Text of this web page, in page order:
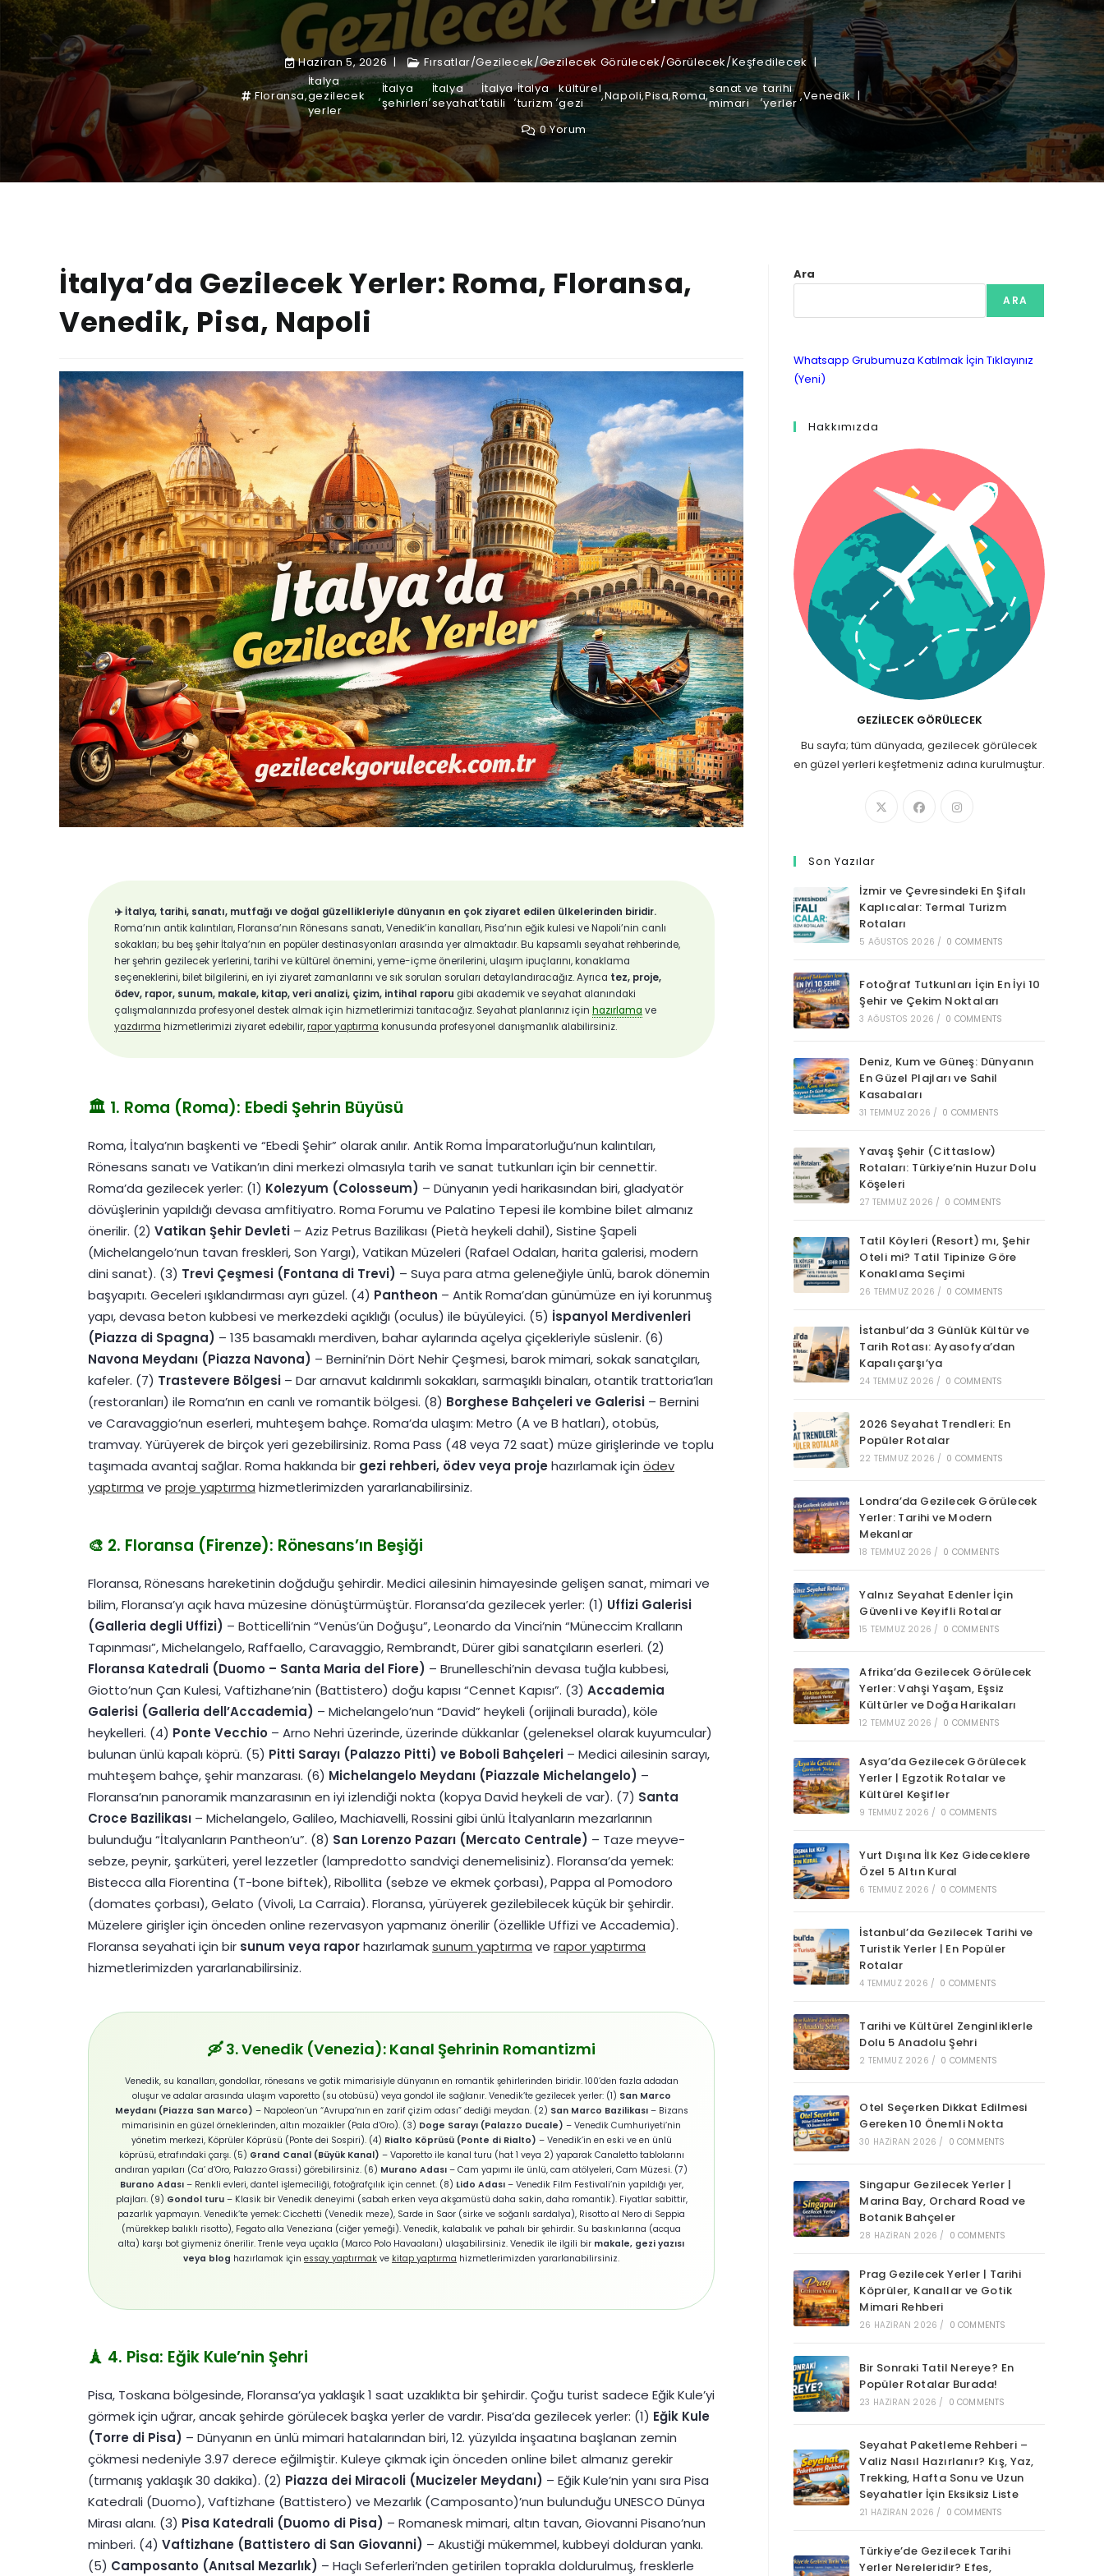
Haziran 5, 2026 Fırsatlar/Gezilecek/Gezilecek Görülecek/Görülecek/Keşfedilecek
Floransa,
İtalya
gezilecek
yerler
,İtalya
şehirleri,İtalya
seyahat,İtalya
tatili
,İtalya
turizm ,kültürel
gezi
,Napoli,Pisa,Roma,sanat ve
mimari
,tarihi
yerler ,Venedik
0 Yorum
İtalya’da Gezilecek Yerler: Roma, Floransa,
Venedik, Pisa, Napoli
✈️ İtalya, tarihi, sanatı, mutfağı ve doğal güzellikleriyle dünyanın en çok ziyaret edilen ülkelerinden biridir.
Roma’nın antik kalıntıları, Floransa’nın Rönesans sanatı, Venedik’in kanalları, Pisa’nın eğik kulesi ve Napoli’nin canlı
sokakları; bu beş şehir İtalya’nın en popüler destinasyonları arasında yer almaktadır. Bu kapsamlı seyahat rehberinde,
her şehrin gezilecek yerlerini, tarihi ve kültürel önemini, yeme-içme önerilerini, ulaşım ipuçlarını, konaklama
seçeneklerini, bilet bilgilerini, en iyi ziyaret zamanlarını ve sık sorulan soruları detaylandıracağız. Ayrıca tez, proje,
ödev, rapor, sunum, makale, kitap, veri analizi, çizim, intihal raporu gibi akademik ve seyahat alanındaki
çalışmalarınızda profesyonel destek almak için hizmetlerimizi tanıtacağız. Seyahat planlarınız için hazırlama ve
yazdırma hizmetlerimizi ziyaret edebilir,rapor yaptırma konusunda profesyonel danışmanlık alabilirsiniz.
🏛️ 1. Roma (Roma): Ebedi Şehrin Büyüsü
Roma, İtalya’nın başkenti ve “Ebedi Şehir” olarak anılır. Antik Roma İmparatorluğu’nun kalıntıları,
Rönesans sanatı ve Vatikan’ın dini merkezi olmasıyla tarih ve sanat tutkunları için bir cennettir.
Roma’da gezilecek yerler: (1) Kolezyum (Colosseum) – Dünyanın yedi harikasından biri, gladyatör
dövüşlerinin yapıldığı devasa amfitiyatro. Roma Forumu ve Palatino Tepesi ile kombine bilet almanız
önerilir. (2) Vatikan Şehir Devleti – Aziz Petrus Bazilikası (Pietà heykeli dahil), Sistine Şapeli
(Michelangelo’nun tavan freskleri, Son Yargı), Vatikan Müzeleri (Rafael Odaları, harita galerisi, modern
dini sanat). (3) Trevi Çeşmesi (Fontana di Trevi) – Suya para atma geleneğiyle ünlü, barok dönemin
başyapıtı. Geceleri ışıklandırması ayrı güzel. (4) Pantheon – Antik Roma’dan günümüze en iyi korunmuş
yapı, devasa beton kubbesi ve merkezdeki açıklığı (oculus) ile büyüleyici. (5) İspanyol Merdivenleri
(Piazza di Spagna) – 135 basamaklı merdiven, bahar aylarında açelya çiçekleriyle süslenir. (6)
Navona Meydanı (Piazza Navona) – Bernini’nin Dört Nehir Çeşmesi, barok mimari, sokak sanatçıları,
kafeler. (7) Trastevere Bölgesi – Dar arnavut kaldırımlı sokakları, sarmaşıklı binaları, otantik trattoria’ları
(restoranları) ile Roma’nın en canlı ve romantik bölgesi. (8) Borghese Bahçeleri ve Galerisi – Bernini
ve Caravaggio’nun eserleri, muhteşem bahçe. Roma’da ulaşım: Metro (A ve B hatları), otobüs,
tramvay. Yürüyerek de birçok yeri gezebilirsiniz. Roma Pass (48 veya 72 saat) müze girişlerinde ve toplu
taşımada avantaj sağlar. Roma hakkında bir gezi rehberi, ödev veya projehazırlamak için ödev
yaptırma ve proje yaptırma hizmetlerimizden yararlanabilirsiniz.
🎨 2. Floransa (Firenze): Rönesans’ın Beşiği
Floransa, Rönesans hareketinin doğduğu şehirdir. Medici ailesinin himayesinde gelişen sanat, mimari ve
bilim, Floransa’yı açık hava müzesine dönüştürmüştür. Floransa’da gezilecek yerler: (1) Uffizi Galerisi
(Galleria degli Uffizi) – Botticelli’nin “Venüs’ün Doğuşu”, Leonardo da Vinci’nin “Müneccim Kralların
Tapınması”, Michelangelo, Raffaello, Caravaggio, Rembrandt, Dürer gibi sanatçıların eserleri. (2)
Floransa Katedrali (Duomo – Santa Maria del Fiore) – Brunelleschi’nin devasa tuğla kubbesi,
Giotto’nun Çan Kulesi, Vaftizhane’nin (Battistero) doğu kapısı “Cennet Kapısı”. (3) Accademia
Galerisi (Galleria dell’Accademia) – Michelangelo’nun “David” heykeli (orijinali burada), köle
heykelleri. (4) Ponte Vecchio – Arno Nehri üzerinde, üzerinde dükkanlar (geleneksel olarak kuyumcular)
bulunan ünlü kapalı köprü. (5) Pitti Sarayı (Palazzo Pitti) ve Boboli Bahçeleri – Medici ailesinin sarayı,
muhteşem bahçe, şehir manzarası. (6) Michelangelo Meydanı (Piazzale Michelangelo) –
Floransa’nın panoramik manzarasının en iyi izlendiği nokta (kopya David heykeli de var). (7) Santa
Croce Bazilikası – Michelangelo, Galileo, Machiavelli, Rossini gibi ünlü İtalyanların mezarlarının
bulunduğu “İtalyanların Pantheon’u”. (8) San Lorenzo Pazarı (Mercato Centrale) – Taze meyve-
sebze, peynir, şarküteri, yerel lezzetler (lampredotto sandviçi denemelisiniz). Floransa’da yemek:
Bistecca alla Fiorentina (T-bone biftek), Ribollita (sebze ve ekmek çorbası), Pappa al Pomodoro
(domates çorbası), Gelato (Vivoli, La Carraia). Floransa, yürüyerek gezilebilecek küçük bir şehirdir.
Müzelere girişler için önceden online rezervasyon yapmanız önerilir (özellikle Uffizi ve Accademia).
Floransa seyahati için bir sunum veya raporhazırlamaksunum yaptırma ve rapor yaptırma
hizmetlerimizden yararlanabilirsiniz.
🛶 3. Venedik (Venezia): Kanal Şehrinin Romantizmi
Venedik, su kanalları, gondollar, rönesans ve gotik mimarisiyle dünyanın en romantik şehirlerinden biridir. 100’den fazla adadan
oluşur ve adalar arasında ulaşım vaporetto (su otobüsü) veya gondol ile sağlanır. Venedik’te gezilecek yerler: (1) San Marco
Meydanı (Piazza San Marco) – Napoleon’un “Avrupa’nın en zarif çizim odası” dediği meydan. (2) San Marco Bazilikası– Bizans
mimarisinin en güzel örneklerinden, altın mozaikler (Pala d’Oro). (3) Doge Sarayı (Palazzo Ducale) – Venedik Cumhuriyeti’nin
yönetim merkezi, Köprüler Köprüsü (Ponte dei Sospiri). (4) Rialto Köprüsü (Ponte di Rialto) – Venedik’in en eski ve en ünlü
köprüsü, etrafındaki çarşı. (5) Grand Canal (Büyük Kanal) – Vaporetto ile kanal turu (hat 1 veya 2) yaparak Canaletto tablolarını
andıran yapıları (Ca’ d’Oro, Palazzo Grassi) görebilirsiniz. (6) Murano Adası – Cam yapımı ile ünlü, cam atölyeleri, Cam Müzesi. (7)
Burano Adası– Renkli evleri, dantel işlemeciliği, fotoğrafçılık için cennet. (8) Lido Adası– Venedik Film Festivali’nin yapıldığı yer,
plajları. (9) Gondol turu– Klasik bir Venedik deneyimi (sabah erken veya akşamüstü daha sakin, daha romantik). Fiyatlar sabittir,
pazarlık yapmayın. Venedik’te yemek: Cicchetti (Venedik meze), Sarde in Saor (sirke ve soğanlı sardalya), Risotto al Nero di Seppia
(mürekkep balıklı risotto), Fegato alla Veneziana (ciğer yemeği). Venedik, kalabalık ve pahalı bir şehirdir. Su baskınlarına (acqua
alta) karşı bot giymeniz önerilir. Trenle veya uçakla (Marco Polo Havaalanı) ulaşabilirsiniz. Venedik ile ilgili bir makale, gezi yazısı
veya blog hazırlamak için essay yaptırmak ve kitap yaptırma hizmetlerimizden yararlanabilirsiniz.
🗼 4. Pisa: Eğik Kule’nin Şehri
Pisa, Toskana bölgesinde, Floransa’ya yaklaşık 1 saat uzaklıkta bir şehirdir. Çoğu turist sadece Eğik Kule’yi
görmek için uğrar, ancak şehirde görülecek başka yerler de vardır. Pisa’da gezilecek yerler: (1) Eğik Kule
(Torre di Pisa) – Dünyanın en ünlü mimari hatalarından biri, 12. yüzyılda inşaatına başlanan zemin
çökmesi nedeniyle 3.97 derece eğilmiştir. Kuleye çıkmak için önceden online bilet almanız gerekir
(tırmanış yaklaşık 30 dakika). (2) Piazza dei Miracoli (Mucizeler Meydanı) – Eğik Kule’nin yanı sıra Pisa
Katedrali (Duomo), Vaftizhane (Battistero) ve Mezarlık (Camposanto)’nun bulunduğu UNESCO Dünya
Mirası alanı. (3) Pisa Katedrali (Duomo di Pisa) – Romanesk mimari, altın tavan, Giovanni Pisano’nun
minberi. (4) Vaftizhane (Battistero di San Giovanni) – Akustiği mükemmel, kubbeyi dolduran yankı.
(5) Camposanto (Anıtsal Mezarlık) – Haçlı Seferleri’nden getirilen toprakla doldurulmuş, fresklerle
Ara
ARA
Whatsapp Grubumuza Katılmak İçin Tıklayınız
(Yeni)
Hakkımızda
GEZILECEK GÖRÜLECEK
Bu sayfa; tüm dünyada, gezilecek görülecek
en güzel yerleri keşfetmeniz adına kurulmuştur.
Son Yazılar
İzmir ve Çevresindeki En Şifalı
Kaplıcalar: Termal Turizm
Rotaları
5 AĞUSTOS 2026 / 0 COMMENTS
Fotoğraf Tutkunları İçin En İyi 10
Şehir ve Çekim Noktaları
3 AĞUSTOS 2026 / 0 COMMENTS
Deniz, Kum ve Güneş: Dünyanın
En Güzel Plajları ve Sahil
Kasabaları
31 TEMMUZ 2026 / 0 COMMENTS
Yavaş Şehir (Cittaslow)
Rotaları: Türkiye’nin Huzur Dolu
Köşeleri
27 TEMMUZ 2026 / 0 COMMENTS
Tatil Köyleri (Resort) mı, Şehir
Oteli mi? Tatil Tipinize Göre
Konaklama Seçimi
26 TEMMUZ 2026 / 0 COMMENTS
İstanbul’da 3 Günlük Kültür ve
Tarih Rotası: Ayasofya’dan
Kapalıçarşı’ya
24 TEMMUZ 2026 / 0 COMMENTS
2026 Seyahat Trendleri: En
Popüler Rotalar
22 TEMMUZ 2026 / 0 COMMENTS
Londra’da Gezilecek Görülecek
Yerler: Tarihi ve Modern
Mekanlar
18 TEMMUZ 2026 / 0 COMMENTS
Yalnız Seyahat Edenler İçin
Güvenli ve Keyifli Rotalar
15 TEMMUZ 2026 / 0 COMMENTS
Afrika’da Gezilecek Görülecek
Yerler: Vahşi Yaşam, Eşsiz
Kültürler ve Doğa Harikaları
12 TEMMUZ 2026 / 0 COMMENTS
Asya’da Gezilecek Görülecek
Yerler | Egzotik Rotalar ve
Kültürel Keşifler
9 TEMMUZ 2026 / 0 COMMENTS
Yurt Dışına İlk Kez Gideceklere
Özel 5 Altın Kural
6 TEMMUZ 2026 / 0 COMMENTS
İstanbul’da Gezilecek Tarihi ve
Turistik Yerler | En Popüler
Rotalar
4 TEMMUZ 2026 / 0 COMMENTS
Tarihi ve Kültürel Zenginliklerle
Dolu 5 Anadolu Şehri
2 TEMMUZ 2026 / 0 COMMENTS
Otel Seçerken Dikkat Edilmesi
Gereken 10 Önemli Nokta
30 HAZIRAN 2026 / 0 COMMENTS
Singapur Gezilecek Yerler |
Marina Bay, Orchard Road ve
Botanik Bahçeler
28 HAZIRAN 2026 / 0 COMMENTS
Prag Gezilecek Yerler | Tarihi
Köprüler, Kanallar ve Gotik
Mimari Rehberi
26 HAZIRAN 2026 / 0 COMMENTS
Bir Sonraki Tatil Nereye? En
Popüler Rotalar Burada!
23 HAZIRAN 2026 / 0 COMMENTS
Seyahat Paketleme Rehberi –
Valiz Nasıl Hazırlanır? Kış, Yaz,
Trekking, Hafta Sonu ve Uzun
Seyahatler İçin Eksiksiz Liste
21 HAZIRAN 2026 / 0 COMMENTS
Türkiye’de Gezilecek Tarihi
Yerler Nereleridir? Efes,